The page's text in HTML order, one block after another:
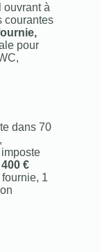
ouvrant à
courantes
pour
dans 70
€
1